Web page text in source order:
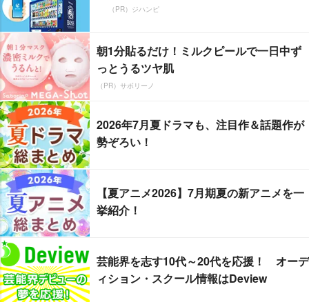
（PR）ジハンピ
朝1分貼るだけ！ミルクピールで一日中ず
っとうるツヤ肌
（PR）サボリーノ
2026年7月夏ドラマも、注目作＆話題作が
勢ぞろい！
【夏アニメ2026】7月期夏の新アニメを一
挙紹介！
芸能界を志す10代～20代を応援！ オーデ
ィション・スクール情報はDeview